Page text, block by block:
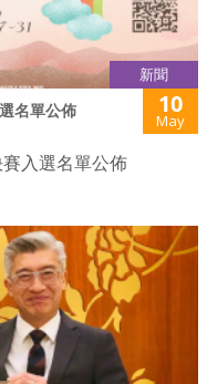
新聞
名單公佈 10
May
入選名單公佈